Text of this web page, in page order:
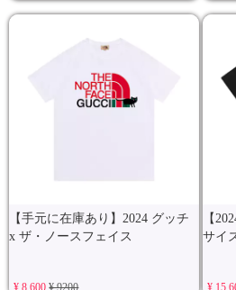
【手元に在庫あり】2024 グッチ
x ザ・ノースフェイス
¥ 8,600¥ 9200
【
サイ
¥